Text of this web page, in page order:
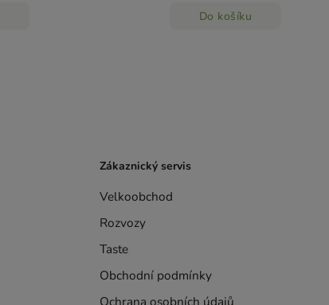
Do košíku
Zákaznický servis
Velkoobchod
Rozvozy
Taste
Obchodní podmínky
Ochrana osobních údajů